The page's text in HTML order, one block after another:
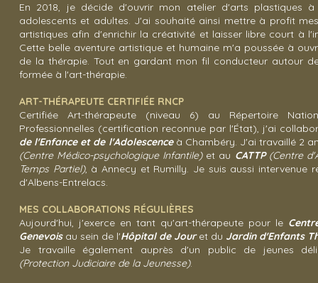
En 2018, je décide d'ouvrir mon atelier d'arts plastiques à
adolescents et adultes. J'ai souhaité ainsi mettre à profit
artistiques afin d'enrichir la créativité et laisser libre court à
Cette belle aventure artistique et humaine m'a poussée à
de la thérapie. Tout en gardant mon fil conducteur autour
formée à l'art-thérapie.
ART-THÉRAPEUTE CERTIFIÉE RNCP
Certifiée Art-thérapeute (niveau 6) au Répertoire
Professionnelles (certification reconnue par l'État), j'ai
de l'Enfance et de l'Adolescenceà Chambéry. J'ai travaillé 2
(Centre Médico-psychologique Infantile)et au CATTP (Centre
Temps Partiel), à Annecy et Rumilly. Je suis aussi intervenue
d'Albens-Entrelacs.
MES COLLABORATIONS RÉGULIÈRES
Aujourd'hui, j'exerce en tant qu'art-thérapeute pour le
Genevois au sein de l'Hôpital de Jouret du Jardin d'Enfants
Je travaille également auprès d'un public de jeunes
(Protection Judiciaire de la Jeunesse).